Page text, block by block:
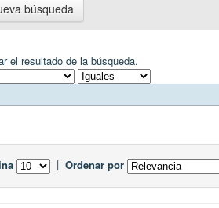
búsqueda
el resultado de la búsqueda.
| Ordenar por